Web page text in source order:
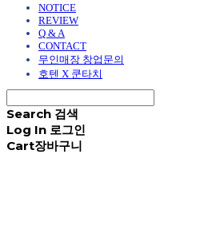
NOTICE
REVIEW
Q & A
CONTACT
무인매장 창업문의
호텐 X 쿤타치
Search 검색
Log In 로그인
Cart장바구니